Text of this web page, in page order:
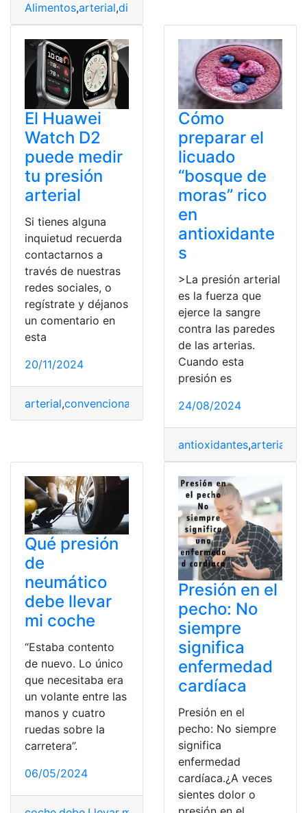
Alimentos,arterial,disminuir
El Huawei
Watch D2
puede medir
tu presión
arterial
Si tienes alguna
inquietud recuerda
contactarnos a
través de nuestras
redes sociales, o
regístrate y déjanos
un comentario en
esta
20/11/2024
arterial,convencional Huawei ,Medir,Presión
Cómo
preparar el
licuado
“bosque de
moras” rico
en
antioxidante
s
>La presión arterial
es la fuerza que
ejerce la sangre
contra las paredes
de las arterias.
Cuando esta
presión es
24/08/2024
antioxidantes,arterial
Qué presión
de
neumático
debe llevar
mi coche
“Estaba contento
de nuevo. Lo único
que necesitaba era
un volante entre las
manos y cuatro
ruedas sobre la
carretera”.
06/05/2024
Presión en el
pecho: No
siempre
significa
enfermedad
cardíaca
Presión en el
pecho: No siempre
significa
enfermedad
cardíaca.¿A veces
sientes dolor o